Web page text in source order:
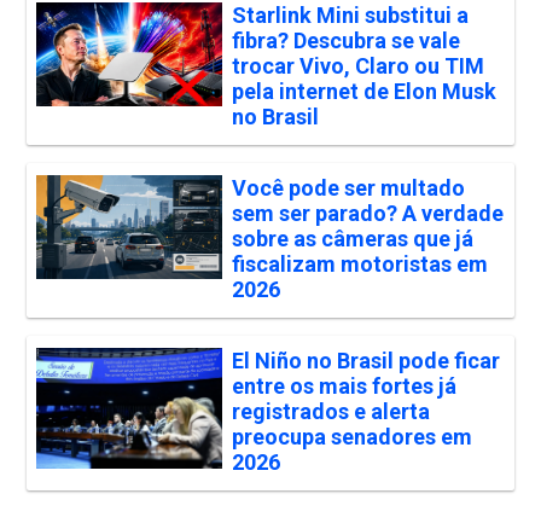
Starlink Mini substitui a
fibra? Descubra se vale
trocar Vivo, Claro ou TIM
pela internet de Elon Musk
no Brasil
Você pode ser multado
sem ser parado? A verdade
sobre as câmeras que já
fiscalizam motoristas em
2026
El Niño no Brasil pode ficar
entre os mais fortes já
registrados e alerta
preocupa senadores em
2026